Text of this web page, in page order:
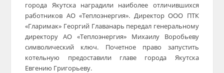
города Якутска наградили наиболее отличившихся
работников АО «Теплоэнергия». Директор ООО ПТК
«Гларимак» Георгий Главанарь передал генеральному
директору АО «Теплоэнергия» Михаилу Воробьеву
символический ключ. Почетное право запустить
котельную предоставили главе города Якутска
Евгению Григорьеву.